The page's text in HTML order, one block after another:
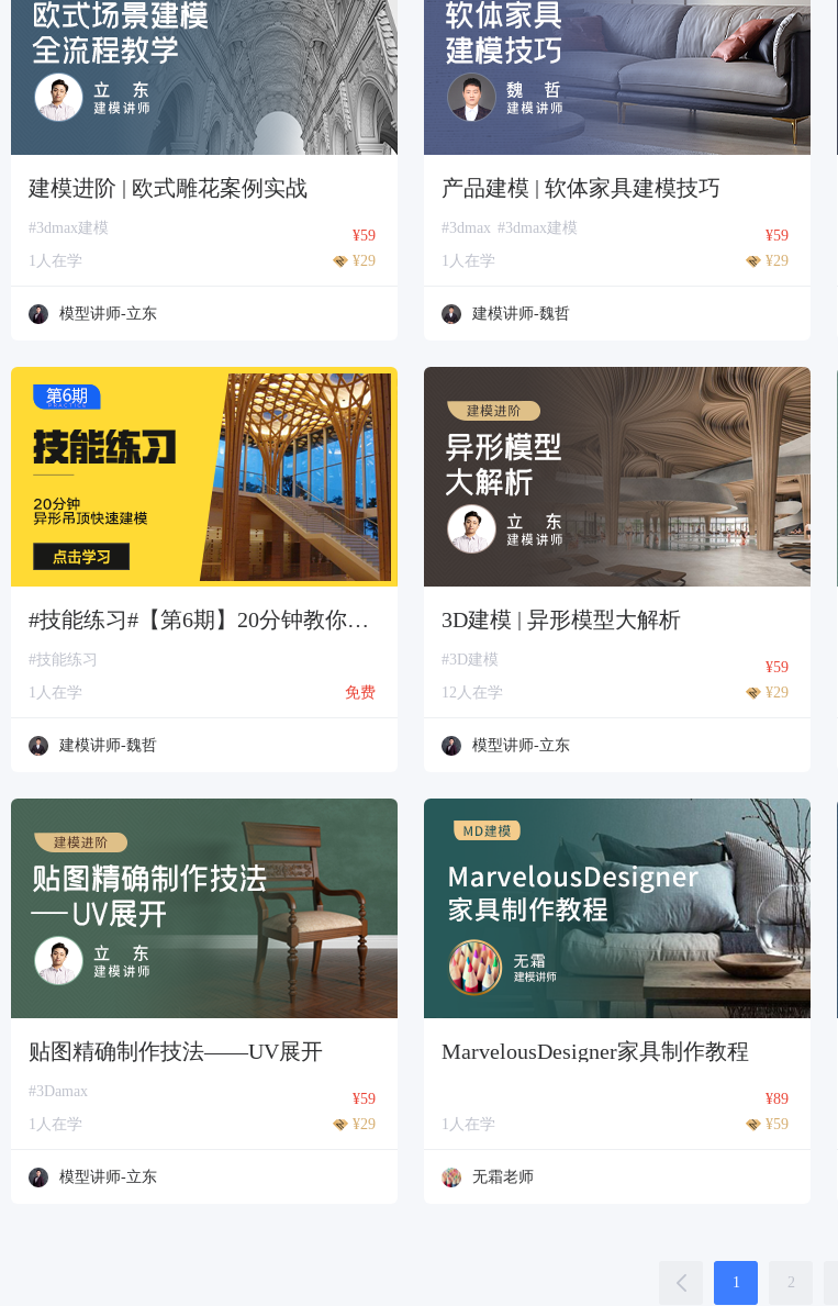
建模进阶 | 欧式雕花案例实战
#3dmax建模
1人在学
¥59
¥29
模型讲师-立东
产品建模 | 软体家具建模技巧
#3dmax #3dmax建模
1人在学
¥59
¥29
建模讲师-魏哲
#技能练习#【第6期】20分钟教你异型吊顶快速建模
#技能练习
1人在学
免费
建模讲师-魏哲
3D建模 | 异形模型大解析
#3D建模
12人在学
¥59
¥29
模型讲师-立东
贴图精确制作技法——UV展开
#3Damax
1人在学
¥59
¥29
模型讲师-立东
MarvelousDesigner家具制作教程
1人在学
¥89
¥59
无霜老师
1 2